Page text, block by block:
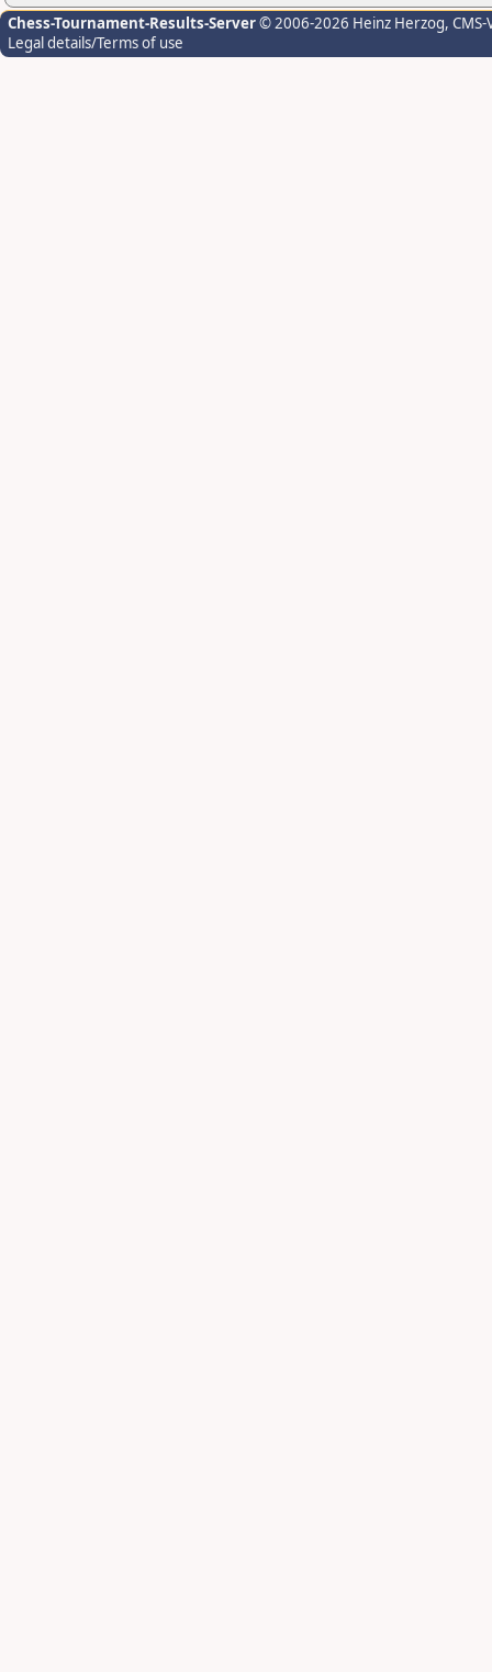
Chess-Tournament-Results-Server© 2006-2026 Heinz Herzog,
Legal details/Terms of use